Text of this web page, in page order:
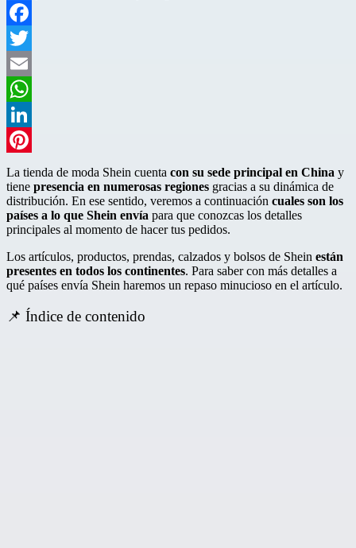
Facebook
Twitter
Email
WhatsApp
LinkedIn
Pinterest
La tienda de moda Shein cuenta con su sede principal en China y
tiene presencia en numerosas regiones gracias a su dinámica de
distribución. En ese sentido, veremos a continuación cuales son los
países a lo que Shein envía para que conozcas los detalles
principales al momento de hacer tus pedidos.
Los artículos, productos, prendas, calzados y bolsos de Shein están
presentes en todos los continentes. Para saber con más detalles a
qué países envía Shein haremos un repaso minucioso en el artículo.
📌 Índice de contenido